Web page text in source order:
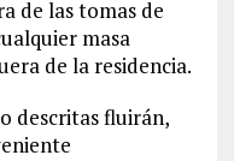
de las tomas de
masa
de la residencia.
descritas fluirán,